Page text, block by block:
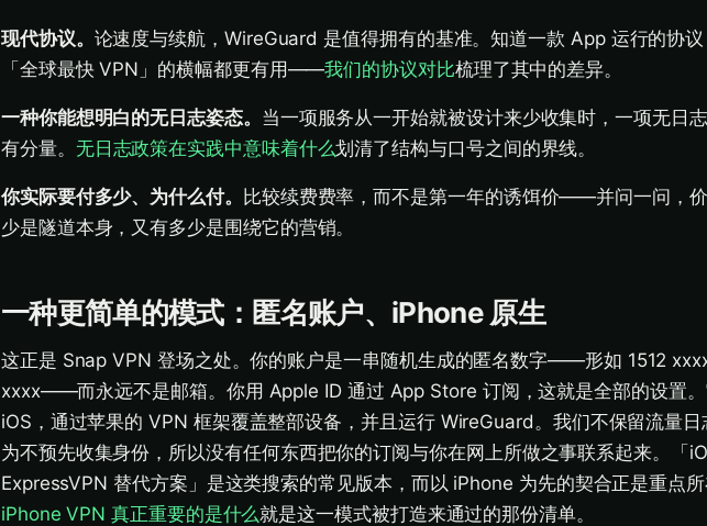
现代协议。 论速度与续航，WireGuard 是值得拥有的基准。知道一款 App 运行的协
「全球最快 VPN」的横幅都更有用——我们的协议对比梳理了其中的差异。
一种你能想明白的无日志姿态。 当一项服务从一开始就被设计来少收集时，一项无日
有分量。 无日志政策在实践中意味着什么划清了结构与口号之间的界线。
你实际要付多少、为什么付。 比较续费费率，而不是第一年的诱饵价——并问一问，
少是隧道本身，又有多少是围绕它的营销。
一种更简单的模式：匿名账户、iPhone 原生
这正是 Snap VPN 登场之处。你的账户是一串随机生成的匿名数字——形如 1512
xxxx——而永远不是邮箱。你用 Apple ID 通过 App Store 订阅，这就是全部的设置
iOS，通过苹果的 VPN 框架覆盖整部设备，并且运行 WireGuard。我们不保留流量日
为不预先收集身份，所以没有任何东西把你的订阅与你在网上所做之事联系起来。「
ExpressVPN 替代方案」是这类搜索的常见版本，而以 iPhone 为先的契合正是重点
iPhone VPN 真正重要的是什么就是这一模式被打造来通过的那份清单。